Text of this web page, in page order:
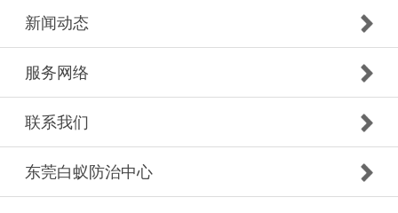
新闻动态
服务网络
联系我们
东莞白蚁防治中心